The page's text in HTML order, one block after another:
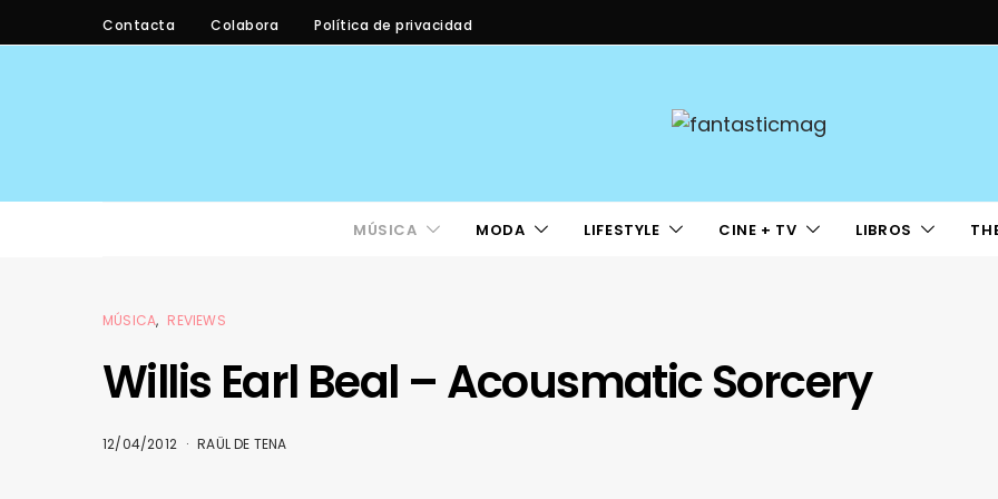
Contacta Colabora Política de privacidad
MÚSICA MODA LIFESTYLE CINE + TV LIBROS
MÚSICA REVIEWS
Willis Earl Beal – Acousmatic Sorcery
12/04/2012 RAÜL DE TENA